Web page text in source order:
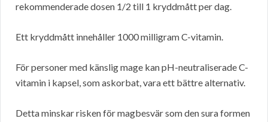
rekommenderade dosen 1/2 till 1 kryddmått per dag.
Ett kryddmått innehåller 1000 milligram C-vitamin.
För personer med känslig mage kan pH-neutraliserade C-
vitamin i kapsel, som askorbat, vara ett bättre alternativ.
Detta minskar risken för magbesvär som den sura formen